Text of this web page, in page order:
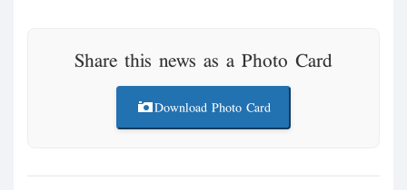
Share this news as a Photo Card
Download Photo Card